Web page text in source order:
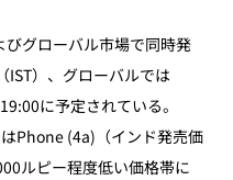
グローバル市場で同時発
IST）、グローバルでは
に予定されている。
Phone (4a)（インド発売価
ルピー程度低い価格帯に